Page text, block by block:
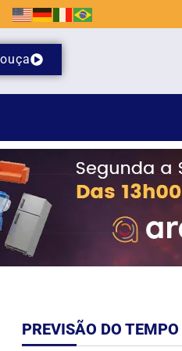
ouça
Brusque
PREVISÃO DO TEMPO